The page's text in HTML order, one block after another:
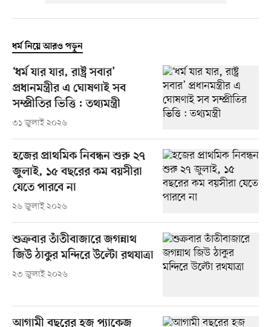
ধর্ম নিয়ে আরও পড়ুন
‘ধর্ম যার যার, রাষ্ট্র সবার’
প্রধানমন্ত্রীর এ ঘোষণাই সব
সম্প্রীতির ভিত্তি : তথ্যমন্ত্রী
৩১ জুলাই ২০২৬
হজের প্রাথমিক নিবন্ধন শুরু ২৭
জুলাই, ১৫ বছরের কম বয়সীরা
যেতে পারবে না
২৬ জুলাই ২০২৬
শুক্রবার তাঁতীবাজারে জগন্নাথ
জিউ ঠাকুর মন্দিরে উল্টো রথযাত্রা
২৩ জুলাই ২০২৬
আগামী বছরের হজ প্যাকেজ